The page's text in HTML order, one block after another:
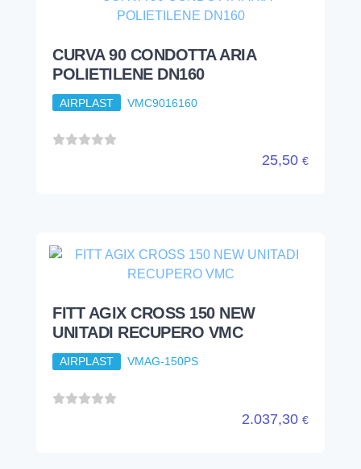
CURVA 90 CONDOTTA ARIA
POLIETILENE DN160
AIRPLAST VMC9016160
25,50 €
FITT AGIX CROSS 150 NEW
UNITADI RECUPERO VMC
AIRPLAST VMAG-150PS
2.037,30 €